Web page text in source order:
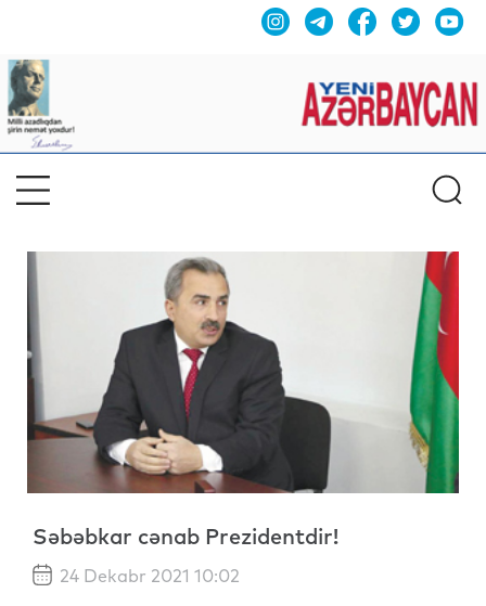
Səbəbkar cənab Prezidentdir!
24 Dekabr 2021 10:02